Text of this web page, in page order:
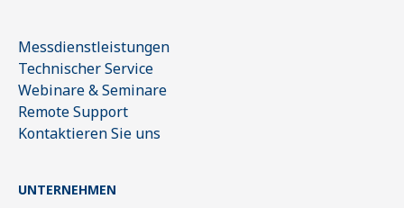
Messdienstleistungen
Technischer Service
Webinare & Seminare
Remote Support
Kontaktieren Sie uns
UNTERNEHMEN